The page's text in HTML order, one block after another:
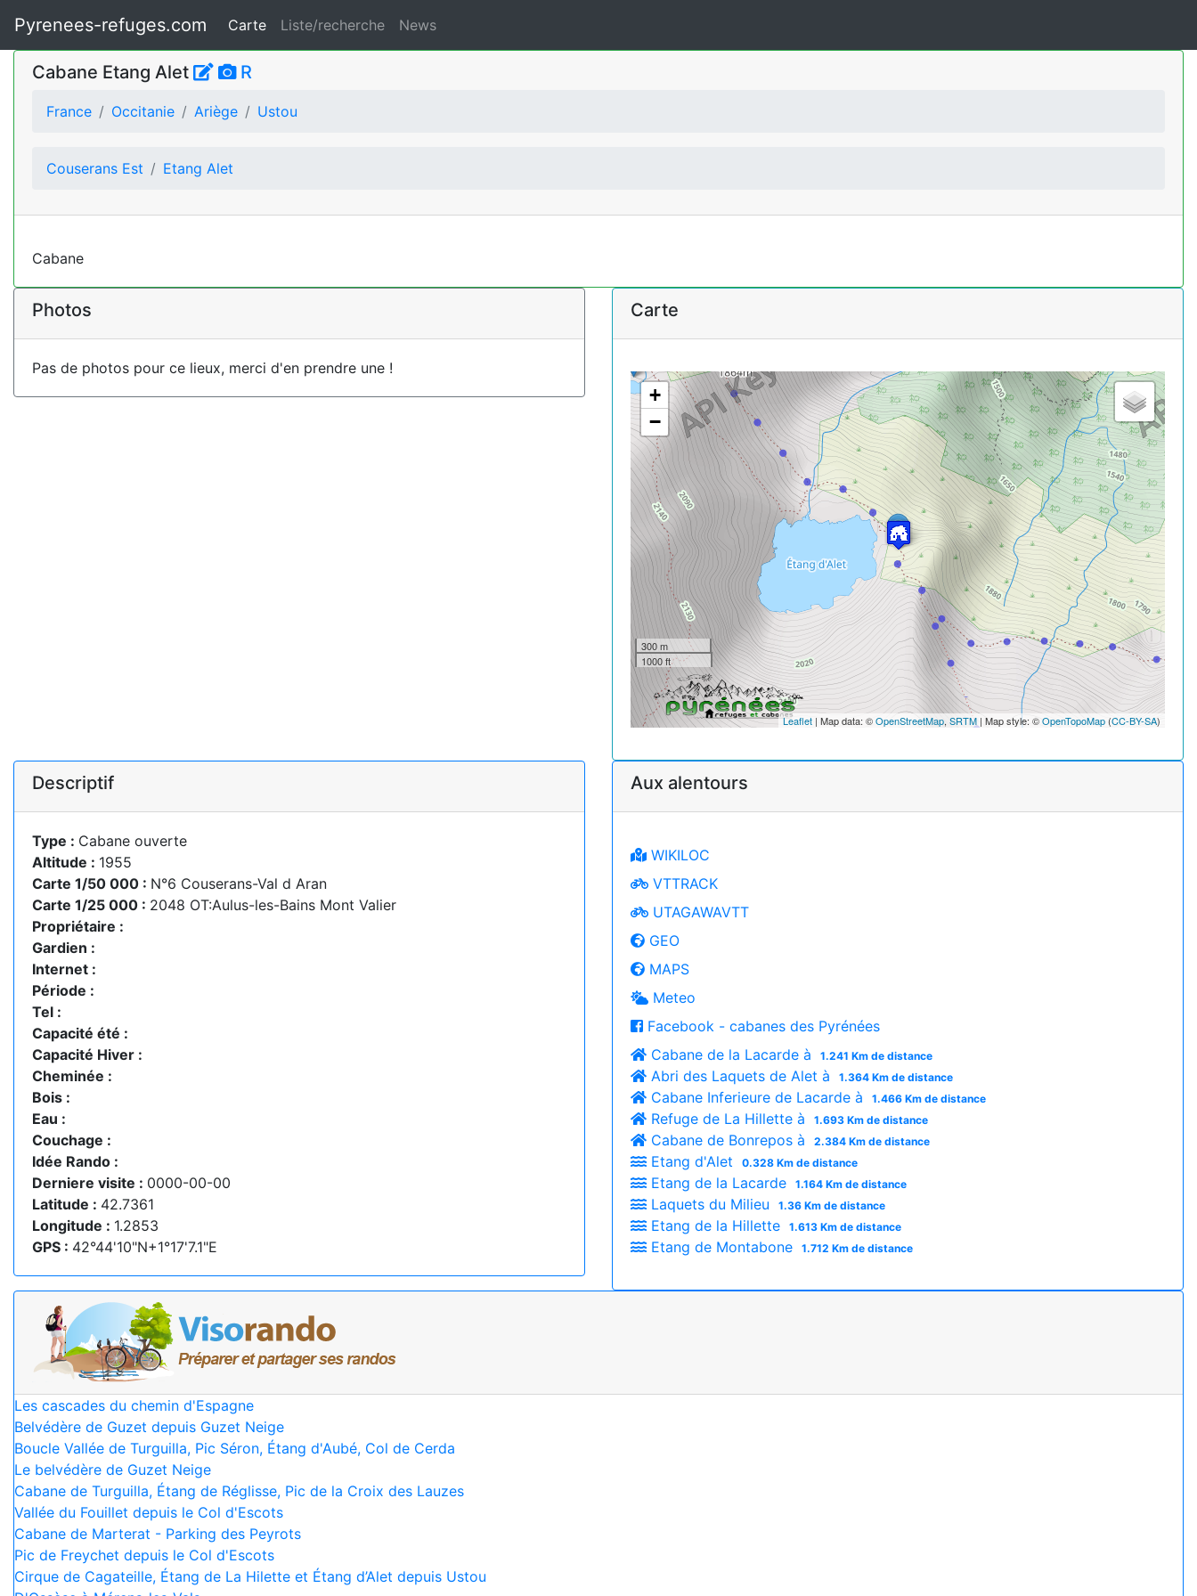
Pyrenees-refuges.com Carte Liste/recherche News
Cabane Etang Alet R
France Occitanie Ariège Ustou
Couserans Est Etang Alet
Cabane
Photos
Pas de photos pour ce lieux, merci d'en prendre une !
Carte
+
−
300 m
1000 ft
Leaflet | Map data: ©OpenStreetMap, SRTM | Map style: ©OpenTopoMap(CC-BY-SA)
Descriptif
Type : Cabane ouverte
Altitude : 1955
Carte 1/50 000 : N°6 Couserans-Val d Aran
Carte 1/25 000 : 2048 OT:Aulus-les-Bains Mont Valier
Propriétaire :
Gardien :
Internet :
Période :
Tel :
Capacité été :
Capacité Hiver :
Cheminée :
Bois :
Eau :
Couchage :
Idée Rando :
Derniere visite : 0000-00-00
Latitude : 42.7361
Longitude : 1.2853
GPS : 42°44'10"N+1°17'7.1"E
Aux alentours
WIKILOC
VTTRACK
UTAGAWAVTT
GEO
MAPS
Meteo
Facebook - cabanes des Pyrénées
Cabane de la Lacarde à
1.241 Km de distance
Abri des Laquets de Alet à 1.364 Km de distance
Cabane Inferieure de Lacarde à 1.466 Km de distance
Refuge de La Hillette à 1.693 Km de distance
Cabane de Bonrepos à 2.384 Km de distance
Etang d'Alet 0.328 Km de distance
Etang de la Lacarde 1.164 Km de distance
Laquets du Milieu 1.36 Km de distance
Etang de la Hillette 1.613 Km de distance
Etang de Montabone 1.712 Km de distance
Les cascades du chemin d'Espagne
Belvédère de Guzet depuis Guzet Neige
Boucle Vallée de Turguilla, Pic Séron, Étang d'Aubé, Col de Cerda
Le belvédère de Guzet Neige
Cabane de Turguilla, Étang de Réglisse, Pic de la Croix des Lauzes
Vallée du Fouillet depuis le Col d'Escots
Cabane de Marterat - Parking des Peyrots
Pic de Freychet depuis le Col d'Escots
Cirque de Cagateille, Étang de La Hilette et Étang d’Alet depuis Ustou